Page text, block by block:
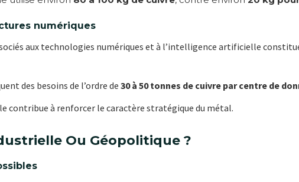
numériques
aux technologies numériques et à l’intelligence artificielle
des besoins de l’ordre de 30 à 50 tonnes de cuivre par centre de
contribue à renforcer le caractère stratégique du métal.
Ou Géopolitique ?